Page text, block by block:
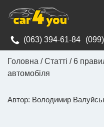
(063) 394-61-84
Головна /Статті /6
автомобіля
Автор: Володимир